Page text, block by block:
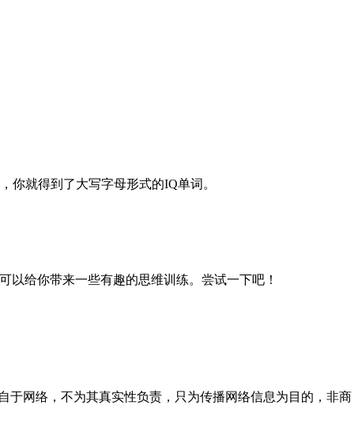
你就得到了大写字母形式的IQ单词。
给你带来一些有趣的思维训练。尝试一下吧！
于网络，不为其真实性负责，只为传播网络信息为目的，非商